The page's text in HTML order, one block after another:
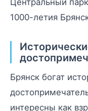
1000-летия
Брянск богат
интересны как